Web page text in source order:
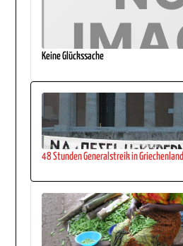
Keine Glückssache
48 Stunden Generalstreik in Griechenland